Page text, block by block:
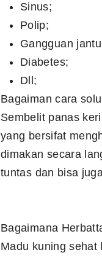
Sinus;
Polip;
Gangguan
Diabetes;
Dll;
Bagaiman cara
Sembelit panas
yang bersifat
dimakan secara
tuntas dan bisa
Bagaimana
Madu kuning sehat